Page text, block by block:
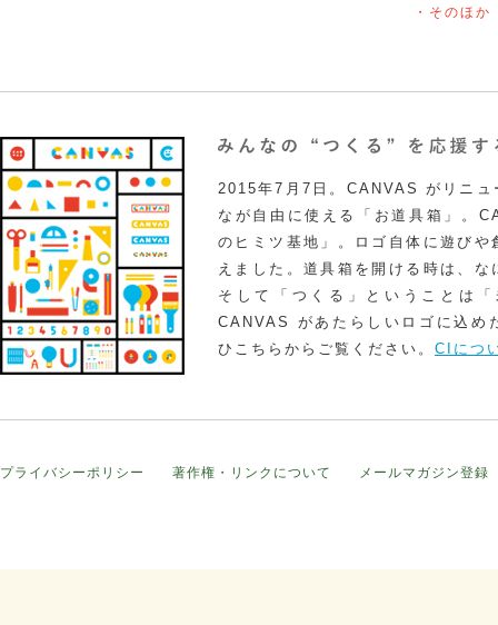
・そのほか
2015年7月7日。CANVAS がリニュ
なが自由に使える「お道具箱」。
のヒミツ基地」。ロゴ自体に遊び
えました。道具箱を開ける時は、
そして「つくる」ということは
CANVAS があたらしいロゴに込め
ひこちらからご覧ください。 CIにつ
プライバシーポリシー 著作権・リンクについて メールマガジン登録